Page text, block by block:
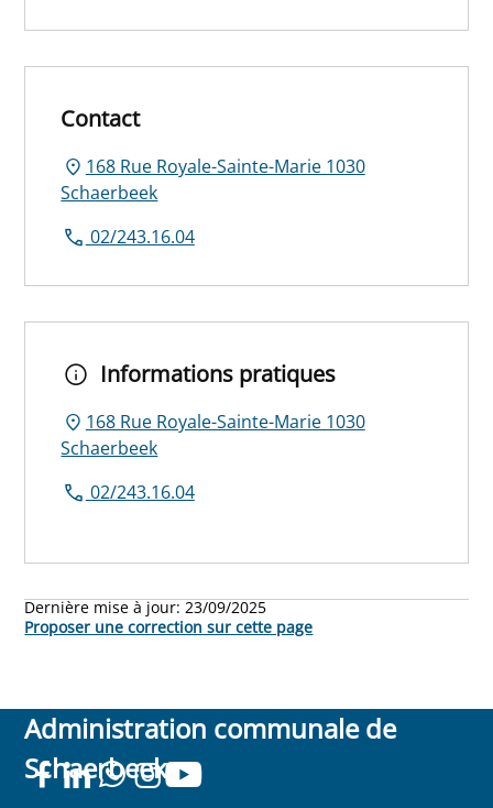
Contact
168 Rue Royale-Sainte-Marie 1030
Schaerbeek
02/243.16.04
Informations pratiques
168 Rue Royale-Sainte-Marie 1030
Schaerbeek
02/243.16.04
Dernière mise à jour:23/09/2025
Proposer une correction sur cette page
Administration communale de
Schaerbeek